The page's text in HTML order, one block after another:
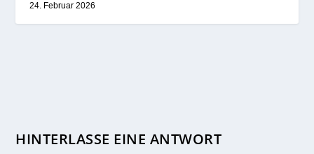
24. Februar 2026
HINTERLASSE EINE ANTWORT